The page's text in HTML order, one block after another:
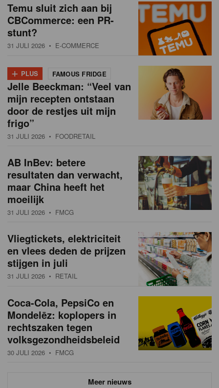
Temu sluit zich aan bij
CBCommerce: een PR-
stunt?
31 JULI 2026 • E-COMMERCE
+ PLUS FAMOUS FRIDGE
Jelle Beeckman: “Veel van
mijn recepten ontstaan
door de restjes uit mijn
frigo”
31 JULI 2026 • FOODRETAIL
AB InBev: betere
resultaten dan verwacht,
maar China heeft het
moeilijk
31 JULI 2026 • FMCG
Vliegtickets, elektriciteit
en vlees deden de prijzen
stijgen in juli
31 JULI 2026 • RETAIL
Coca-Cola, PepsiCo en
Mondelēz: koplopers in
rechtszaken tegen
volksgezondheidsbeleid
30 JULI 2026 • FMCG
Meer nieuws